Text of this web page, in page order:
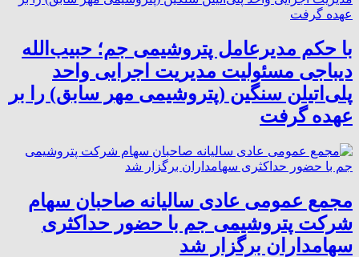
با حکم مدیرعامل پتروشیمی جم؛ حبیب‌الله
دیباجی مسئولیت مدیریت اجرایی واحد
پلی‌اتیلن سنگین (پتروشیمی مهر سابق) را بر
عهده گرفت
مجمع عمومی عادی سالیانه صاحبان سهام
شرکت پتروشیمی جم با حضور حداکثری
سهامداران برگزار شد